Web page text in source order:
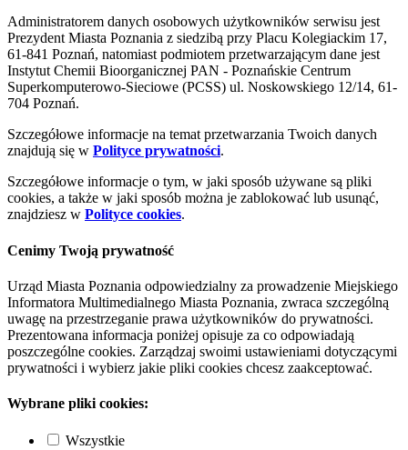
Administratorem danych osobowych użytkowników serwisu jest
Prezydent Miasta Poznania z siedzibą przy Placu Kolegiackim 17,
61-841 Poznań, natomiast podmiotem przetwarzającym dane jest
Instytut Chemii Bioorganicznej PAN - Poznańskie Centrum
Superkomputerowo-Sieciowe (PCSS) ul. Noskowskiego 12/14, 61-
704 Poznań.
Szczegółowe informacje na temat przetwarzania Twoich danych
znajdują się w Polityce prywatności.
Szczegółowe informacje o tym, w jaki sposób używane są pliki
cookies, a także w jaki sposób można je zablokować lub usunąć,
znajdziesz w Polityce cookies.
Cenimy Twoją prywatność
Urząd Miasta Poznania odpowiedzialny za prowadzenie Miejskiego
Informatora Multimedialnego Miasta Poznania, zwraca szczególną
uwagę na przestrzeganie prawa użytkowników do prywatności.
Prezentowana informacja poniżej opisuje za co odpowiadają
poszczególne cookies. Zarządzaj swoimi ustawieniami dotyczącymi
prywatności i wybierz jakie pliki cookies chcesz zaakceptować.
Wybrane pliki cookies:
Wszystkie